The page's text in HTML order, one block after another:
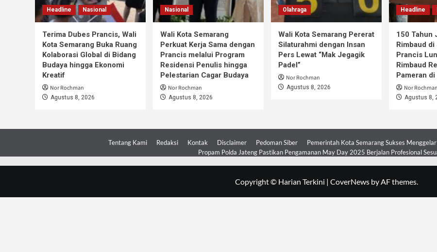
Headline Nasional
Terima Dubes Prancis, Wali
Kota Semarang Buka Ruang
Kolaborasi Global di Bidang
Budaya hingga Ekonomi
Kreatif
Nor Rochman
Agustus 8, 2026
Nasional
Wali Kota Semarang
Perkuat Kerja Sama dengan
Prancis melalui Program
Residensi Penulis hingga
Pelestarian Cagar Budaya
Nor Rochman
Agustus 8, 2026
Olahraga
Wali Kota Semarang Pererat
Silaturahmi dengan Insan
Pers Lewat “Mak Jegagik
Padel”
Nor Rochman
Agustus 8, 2026
Headline
150 Tahun
Rimbaud di
Prancis
Rimbaud
Pameran
Nor Rochman
Agustus 8,
Tentang Kami Redaksi Kontak Disclaimer Pedoman Siber
Pemerintah Kota Semarang Sukses
Propam Polda Jateng Pastikan Pengamanan May Day 2025 Berjalan Profesional
Copyright © Harian Terkini | CoverNewsby AF themes.